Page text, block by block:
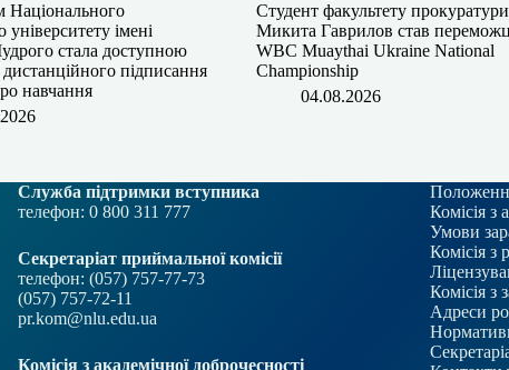
Національного
імені
стала доступною
підписання
навчання
Студент факультету прокуратури
Микита Гаврилов став
WBC Muaythai Ukraine National
Championship
04.08.2026
Служба підтримки вступника
телефон: 0 800 311 777
Секретаріат приймальної комісії
телефон: (057) 757-77-73
(057) 757-72-11
pr.kom@nlu.edu.ua
Комісія з академічної доброчесності
Комісія з
Умови
Комісія з
Комісія з
Адреси